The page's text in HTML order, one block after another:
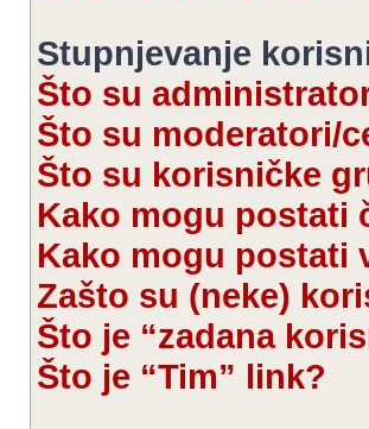
Stupnjevanje
Što su
Što su moderatori/
Što su korisničke
Kako mogu postati
Kako mogu postati
Zašto su (neke)
Što je “zadana
Što je “Tim” link?